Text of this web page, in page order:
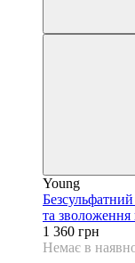
Young
та зволоження
1 360 грн
Немає в